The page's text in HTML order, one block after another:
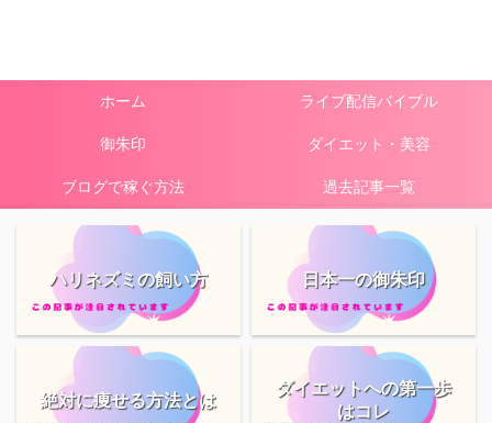
ホーム ライブ配信バイブル
御朱印 ダイエット・美容
ブログで稼ぐ方法 過去記事一覧
ハリネズミの飼い方 日本一の御朱印
絶対に痩せる方法とは
ダイエットへの第一歩
はコレ